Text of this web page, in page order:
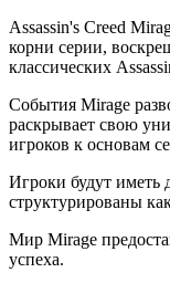
Assassin's Creed
корни серии,
классических
События Mirage
раскрывает свою
игроков к основам
Игроки будут иметь
структурированы
Мир Mirage
успеха.